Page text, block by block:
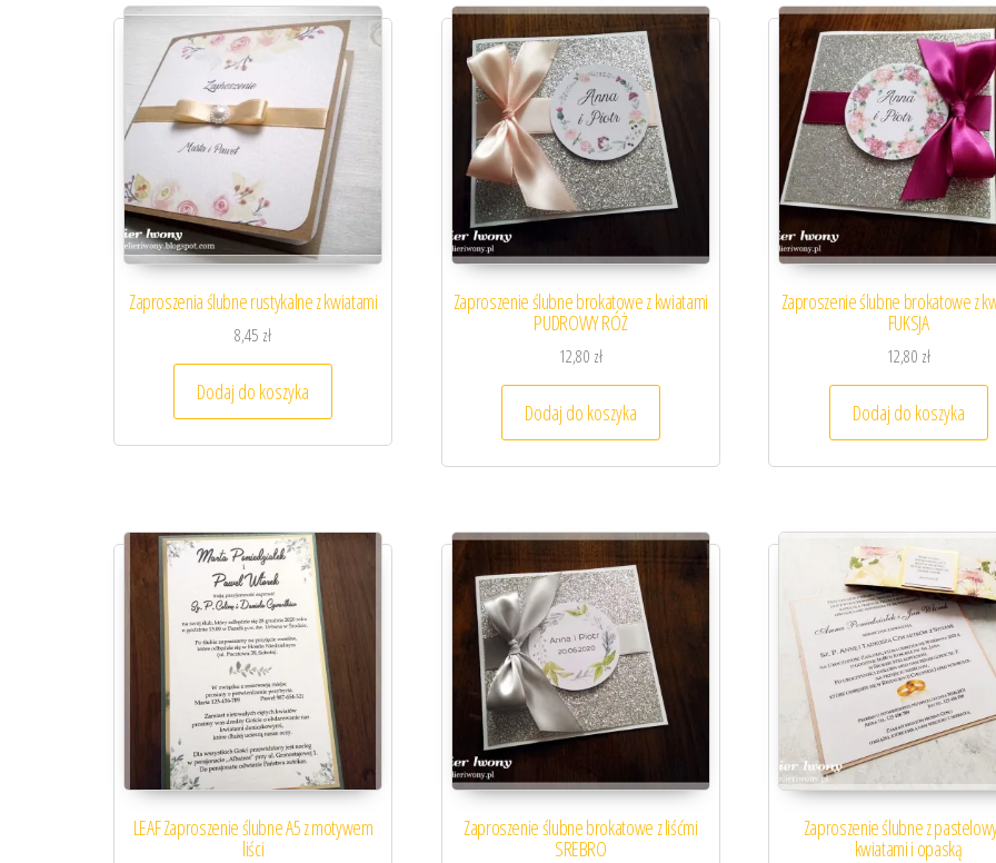
Zaproszenia ślubne rustykalne z kwiatami
8,45 zł
Dodaj do koszyka
Zaproszenie ślubne brokatowe z kwiatami
PUDROWY RÓŻ
12,80 zł
Dodaj do koszyka
Zaproszenie ślubne brokatowe z
FUKSJA
12,80 zł
Dodaj do koszyka
LEAF Zaproszenie ślubne A5 z motywem
liści
Zaproszenie ślubne brokatowe z liśćmi
SREBRO
Zaproszenie ślubne z
kwiatami i opaską